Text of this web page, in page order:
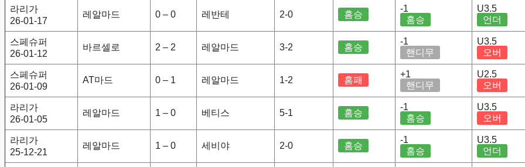
라리가
26-01-17
레알마드 0 – 0 레반테 2-0 홈승
-1
홈승
U3.5
언더
스페슈퍼
26-01-12
바르셀로 2 – 2 레알마드 3-2 홈승
-1
핸디무
U3.5
오버
스페슈퍼
26-01-09
AT마드 0 – 1 레알마드 1-2 홈패
+1
핸디무
U2.5
오버
라리가
26-01-05
레알마드 1 – 0 베티스 5-1 홈승
-1
홈승
U3.5
오버
라리가
25-12-21
레알마드 1 – 0 세비야 2-0 홈승
-1
홈승
U3.5
언더